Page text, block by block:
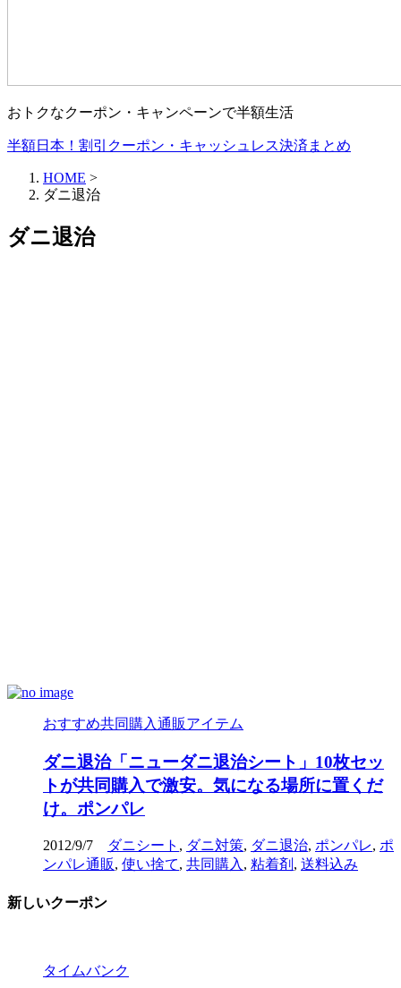
おトクなクーポン・キャンペーンで半額生活
半額日本！割引クーポン・キャッシュレス決済まとめ
HOME >
ダニ退治
ダニ退治
おすすめ共同購入通販アイテム
ダニ退治「ニューダニ退治シート」10枚セッ
トが共同購入で激安。気になる場所に置くだ
け。ポンパレ
2012/9/7 ダニシート , ダニ対策, ダニ退治, ポンパレ, ポ
ンパレ通販, 使い捨て, 共同購入 , 粘着剤 , 送料込み
新しいクーポン
タイムバンク